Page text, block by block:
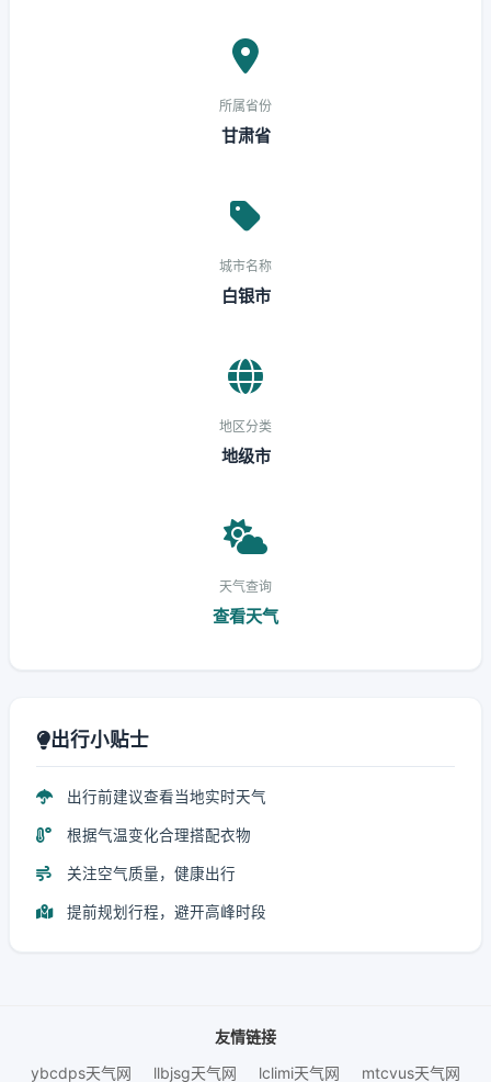
所属省份
甘肃省
城市名称
白银市
地区分类
地级市
天气查询
查看天气
出行小贴士
出行前建议查看当地实时天气
根据气温变化合理搭配衣物
关注空气质量，健康出行
提前规划行程，避开高峰时段
友情链接
ybcdps天气网
llbjsg天气网 lclimi天气网 mtcvus天气网